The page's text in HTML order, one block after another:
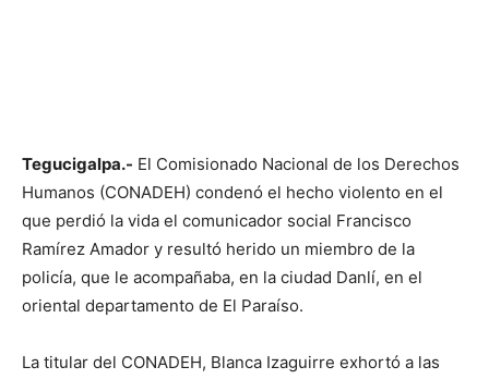
Tegucigalpa.- El Comisionado Nacional de los Derechos
Humanos (CONADEH) condenó el hecho violento en el
que perdió la vida el comunicador social Francisco
Ramírez Amador y resultó herido un miembro de la
policía, que le acompañaba, en la ciudad Danlí, en el
oriental departamento de El Paraíso.
La titular del CONADEH, Blanca Izaguirre exhortó a las